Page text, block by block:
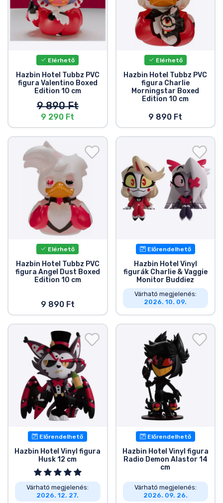
Elérhető
Hazbin Hotel Tubbz PVC
figura Valentino Boxed
Edition 10 cm
9 890 Ft
9 290 Ft
Elérhető
Hazbin Hotel Tubbz PVC
figura Charlie
Morningstar Boxed
Edition 10 cm
9 890 Ft
Elérhető
Hazbin Hotel Tubbz PVC
figura Angel Dust Boxed
Edition 10 cm
9 890 Ft
Előrendelhető
Hazbin Hotel Vinyl
figurák Charlie & Vaggie
Monitor Buddiez
Várható megjelenés:
2026. 10. 09.
Előrendelhető
Hazbin Hotel Vinyl figura
Husk 12 cm
Várható megjelenés:
2026. 12. 27.
Előrendelhető
Hazbin Hotel Vinyl figura
Radio Demon Alastor 14
cm
Várható megjelenés:
2026. 09. 26.